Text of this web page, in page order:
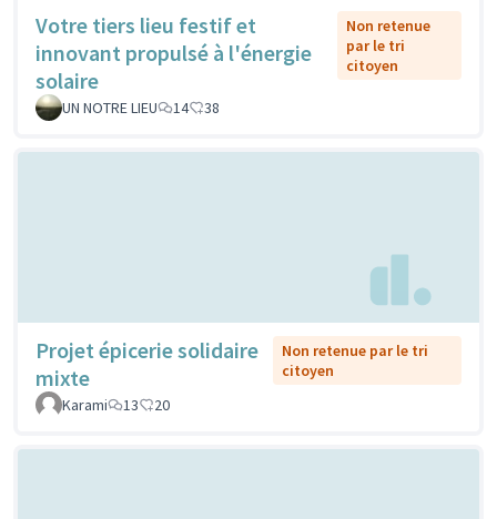
Votre tiers lieu festif et
innovant propulsé à l'énergie
solaire
Non retenue
par le tri
citoyen
UN NOTRE LIEU 14 38
Projet épicerie solidaire
mixte
Non retenue par le tri
citoyen
Karami
13 20